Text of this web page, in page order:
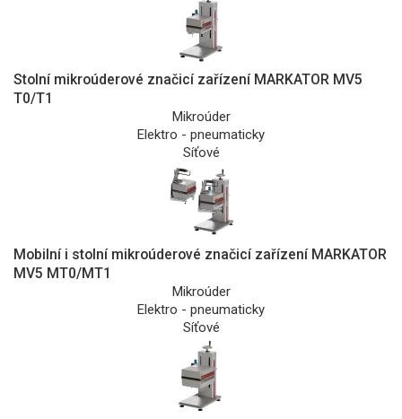
Stolní mikroúderové značicí zařízení MARKATOR MV5
T0/T1
Mikroúder
Elektro - pneumaticky
Síťové
Mobilní i stolní mikroúderové značicí zařízení MARKATOR
MV5 MT0/MT1
Mikroúder
Elektro - pneumaticky
Síťové